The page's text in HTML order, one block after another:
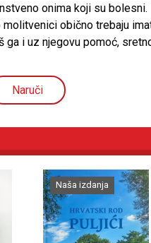
onima koji su
obično trebaju
i uz njegovu pomoć,
Naruči
Naša izdanja